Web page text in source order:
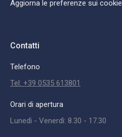
Aggiorna le preferenze sui cookie
Contatti
Telefono
Tel: +39 0535 613801
Orari di apertura
Lunedì - Venerdì: 8.30 - 17.30